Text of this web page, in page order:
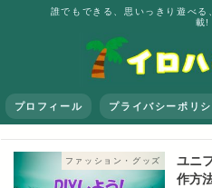
誰でもできる、思いっきり遊べ
載!
プロフィール プライバシーポリ
ファッション・グッズ
ユニ
作方